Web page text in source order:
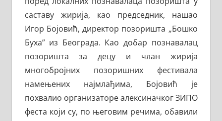
саставу жирија, као председник, нашао
Игор Бојовић, директор позоришта „Бошко
Буха” из Београда. Као добар познавалац
позоришта за децу и члан жирија
многобројних позоришних фестивала
намењених најмлађима, Бојовић је
похвалио организаторе алексиначког ЗИПО
феста који су, по његовим речима, обавили